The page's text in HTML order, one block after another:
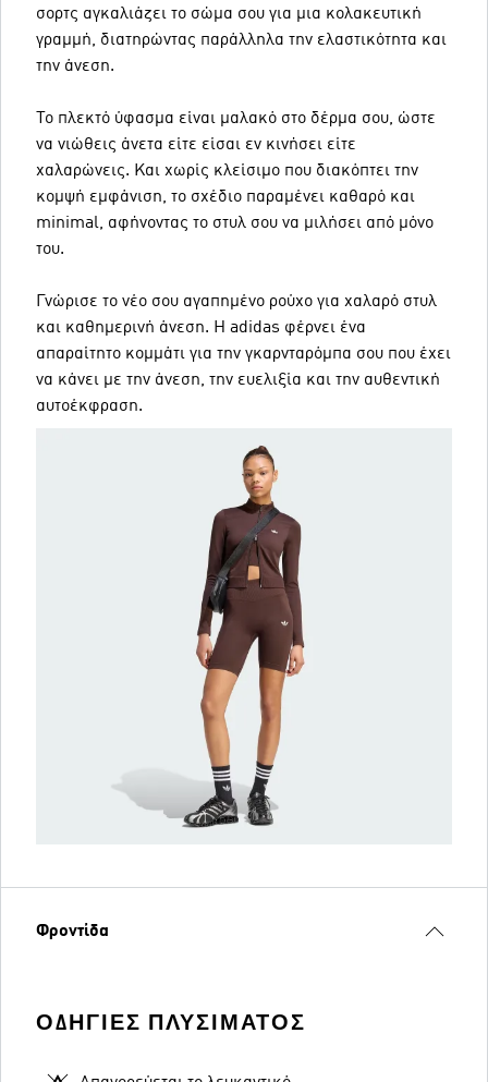
σορτς αγκαλιάζει το σώμα σου για μια κολακευτική
γραμμή, διατηρώντας παράλληλα την ελαστικότητα και
την άνεση.
Το πλεκτό ύφασμα είναι μαλακό στο δέρμα σου, ώστε
να νιώθεις άνετα είτε είσαι εν κινήσει είτε
χαλαρώνεις. Και χωρίς κλείσιμο που διακόπτει την
κομψή εμφάνιση, το σχέδιο παραμένει καθαρό και
minimal, αφήνοντας το στυλ σου να μιλήσει από μόνο
του.
Γνώρισε το νέο σου αγαπημένο ρούχο για χαλαρό στυλ
και καθημερινή άνεση. Η adidas φέρνει ένα
απαραίτητο κομμάτι για την γκαρνταρόμπα σου που έχει
να κάνει με την άνεση, την ευελιξία και την αυθεντική
αυτοέκφραση.
Φροντίδα
ΟΔΗΓΊΕΣ ΠΛΥΣΊΜΑΤΟΣ